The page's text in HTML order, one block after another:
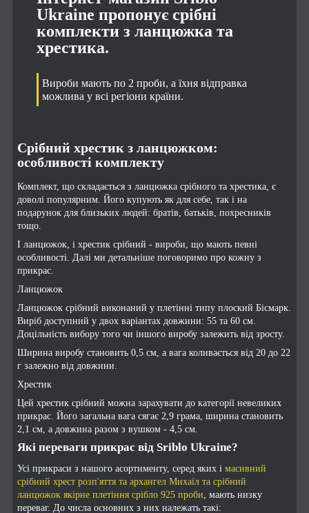
Ukraine пропонує срібні
комплекти з ланцюжка та
хрестика.
Вироби мають по 2 проби, а їхня відправка
можлива у всі регіони країни.
Срібний хрестик з ланцюжком:
особливості комплекту
Комплект, що складається з ланцюжка срібного та хрестика, є
доволі популярним. Його купують як для себе, так і на
подарунок для близьких людей: братів, батьків, похресників
тощо.
І ланцюжок, і хрестик срібний - вироби, що мають певні
особливості. Далі ми детальніше поговоримо про кожну з
прикрас.
Ланцюжок
Ланцюжок срібний виконаний у плетінні типу плоский Бісмарк.
Виріб доступний у двох варіантах довжини: 55 та 60 см.
Доцільність вибору того чи іншого виробу залежить від зросту.
Ширина виробу становить 0,5 см, а вага коливається від 20 до 22
г залежно від довжини.
Хрестик
Цей хрестик срібний можна зарахувати до категорії невеликих
прикрас. Його загальна вага сягає 2,9 грама, ширина становить
2,1 см, а довжина разом з вушком - 4,5 см.
Які переваги прикрас від Sriblo Ukraine?
Усі прикраси з нашого асортименту, серед яких і масивний
срібний хрест розп'яття та архангел Михаїл та срібний
ланцюжок якірне плетіння срібло 925 проби, мають низку
переваг. До числа основних з них належать такі: